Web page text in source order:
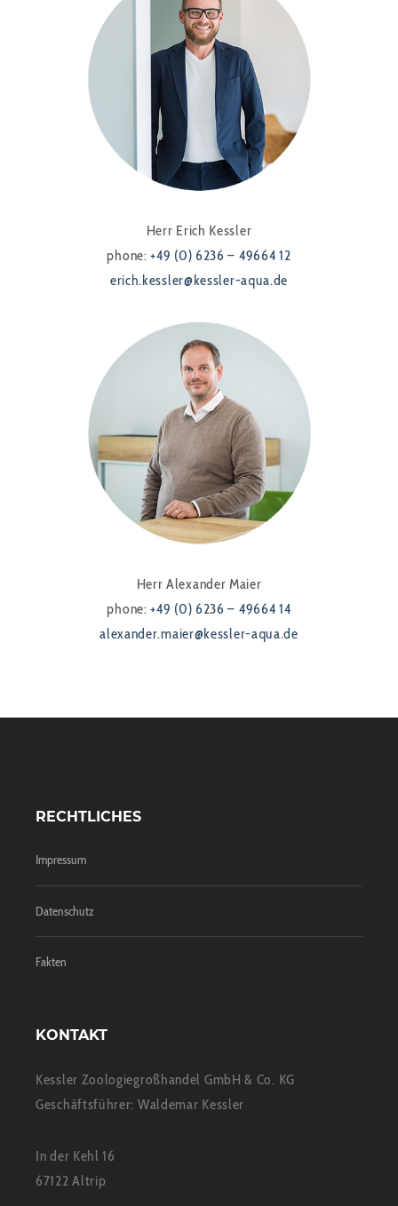
Herr Erich Kessler
phone:+49 (0) 6236 – 49664 12
erich.kessler@kessler-aqua.de
Herr Alexander Maier
phone:+49 (0) 6236 – 49664 14
alexander.maier@kessler-aqua.de
RECHTLICHES
Impressum
Datenschutz
Fakten
KONTAKT
Kessler Zoologiegroßhandel GmbH & Co. KG
Geschäftsführer: Waldemar Kessler
In der Kehl 16
67122 Altrip